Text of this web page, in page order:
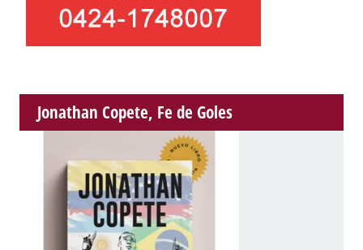
Jonathan Copete, Fe de Goles